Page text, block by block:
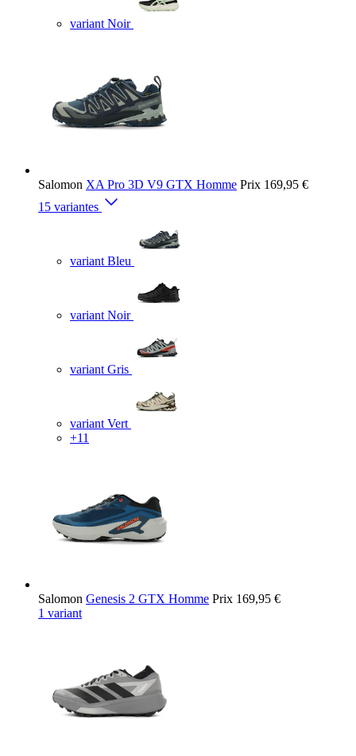
variant Noir
Salomon XA Pro 3D V9 GTX Homme Prix 169,95 €
15 variantes
variant Bleu
variant Noir
variant Gris
variant Vert
+11
Salomon Genesis 2 GTX Homme Prix 169,95 €
1 variant